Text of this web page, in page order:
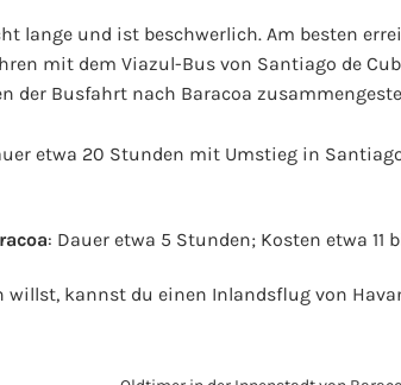
lange und ist beschwerlich. Am besten
mit dem Viazul-Bus von Santiago de
der Busfahrt nach Baracoa
etwa 20 Stunden mit Umstieg in
: Dauer etwa 5 Stunden; Kosten etwa 11
willst, kannst du einen Inlandsflug von